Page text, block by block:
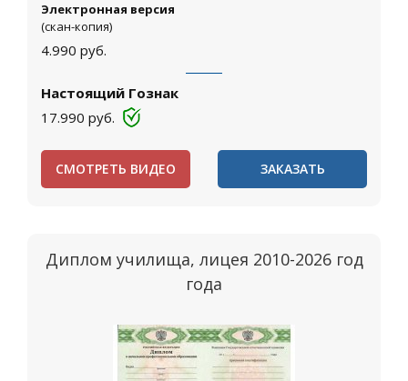
Электронная версия
(скан-копия)
4.990 руб.
Настоящий Гознак
17.990 руб.
СМОТРЕТЬ ВИДЕО ЗАКАЗАТЬ
Диплом училища, лицея 2010-2026 год
года